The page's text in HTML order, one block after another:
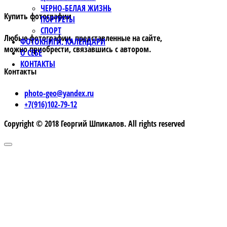
ЧЕРНО-БЕЛАЯ ЖИЗНЬ
ПОРТРЕТЫ
СПОРТ
ФОТОКНИГИ, КАЛЕНДАРИ
О СЕБЕ
КОНТАКТЫ
Купить фотографии
Любые фотографии, представленные на сайте,
можно приобрести, связавшись с автором.
Контакты
photo-geo@yandex.ru
+7(916)102-79-12
Copyright © 2018 Георгий Шпикалов. All rights reserved